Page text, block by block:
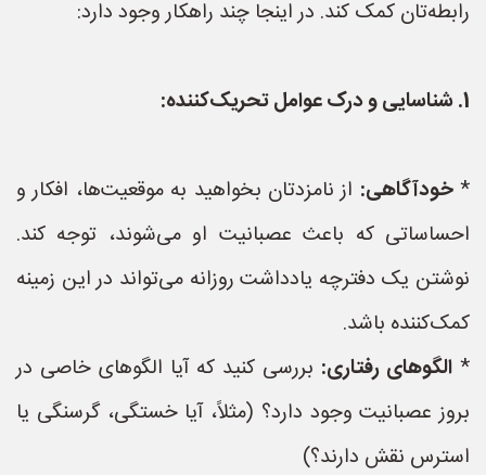
رابطه‌تان کمک کند. در اینجا چند راهکار وجود دارد:
1. شناسایی و درک عوامل تحریک‌کننده:
*خودآگاهی: از نامزدتان بخواهید به موقعیت‌ها، افکار و
احساساتی که باعث عصبانیت او می‌شوند، توجه کند.
نوشتن یک دفترچه یادداشت روزانه می‌تواند در این زمینه
کمک‌کننده باشد.
* الگوهای رفتاری: بررسی کنید که آیا الگوهای خاصی در
بروز عصبانیت وجود دارد؟ (مثلاً، آیا خستگی، گرسنگی یا
استرس نقش دارند؟)